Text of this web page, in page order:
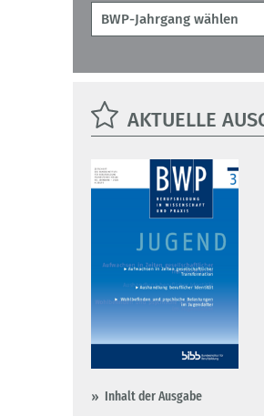
AKTUELLE
Inhalt der Ausgabe